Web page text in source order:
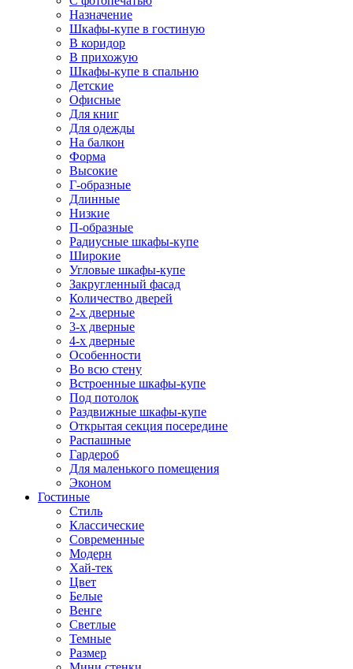
Назначение
Шкафы-купе в гостиную
В коридор
В прихожую
Шкафы-купе в спальню
Детские
Офисные
Для книг
Для одежды
На балкон
Форма
Высокие
Г-образные
Длинные
Низкие
П-образные
Радиусные шкафы-купе
Широкие
Угловые шкафы-купе
Закругленный фасад
Количество дверей
2-х дверные
3-х дверные
4-х дверные
Особенности
Во всю стену
Встроенные шкафы-купе
Под потолок
Раздвижные шкафы-купе
Открытая секция посередине
Распашные
Гардероб
Для маленького помещения
Эконом
Гостиные
Стиль
Классические
Современные
Модерн
Хай-тек
Цвет
Белые
Венге
Светлые
Темные
Размер